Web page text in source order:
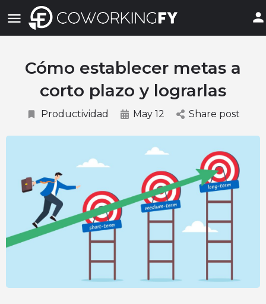
Cómo establecer metas a
corto plazo y lograrlas
Productividad May 12 Share post